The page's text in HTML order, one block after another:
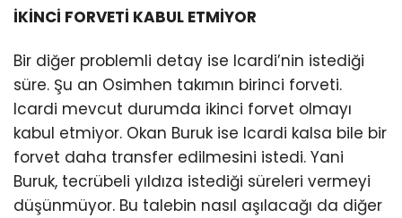
İKİNCİ FORVETİ KABUL ETMİYOR
Bir diğer problemli detay ise Icardi’nin istediği
süre. Şu an Osimhen takımın birinci forveti.
Icardi mevcut durumda ikinci forvet olmayı
kabul etmiyor. Okan Buruk ise Icardi kalsa bile bir
forvet daha transfer edilmesini istedi. Yani
Buruk, tecrübeli yıldıza istediği süreleri vermeyi
düşünmüyor. Bu talebin nasıl aşılacağı da diğer